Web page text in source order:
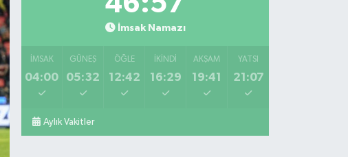
İmsak Namazı
İMSAK
04:00
GÜNEŞ
05:32
ÖĞLE
12:42
İKINDI
16:29
AKŞAM
19:41
YATSI
21:07
Aylık Vakitler